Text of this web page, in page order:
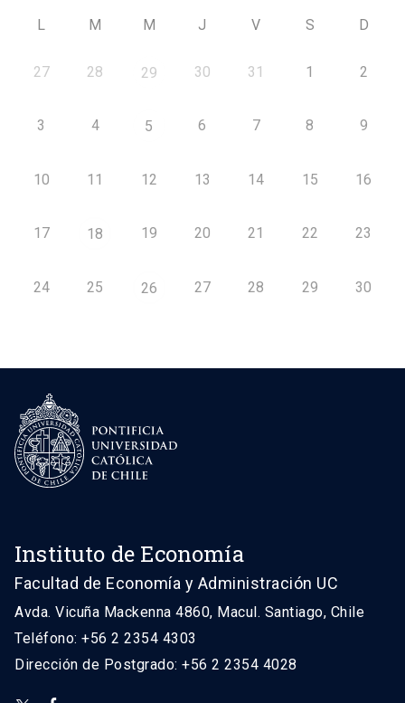
L M M J V S D
27 28 29 30 31 1 2
3 4 5 6 7 8 9
10 11 12 13 14 15 16
17 18 19 20 21 22 23
24 25 26 27 28 29 30
Instituto de Economía
Facultad de Economía y Administración UC
Avda. Vicuña Mackenna 4860, Macul. Santiago, Chile
Teléfono: +56 2 2354 4303
Dirección de Postgrado: +56 2 2354 4028